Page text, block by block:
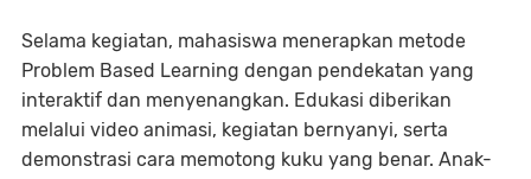
Selama kegiatan, mahasiswa menerapkan metode
Problem Based Learning dengan pendekatan yang
interaktif dan menyenangkan. Edukasi diberikan
melalui video animasi, kegiatan bernyanyi, serta
demonstrasi cara memotong kuku yang benar. Anak-